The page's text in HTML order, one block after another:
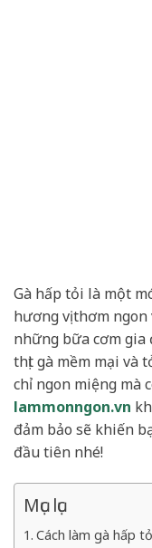
Gà hấp tỏi là một
hương vị thơm
những bữa cơm
thịt gà mềm mại và
chỉ ngon miệng mà
lammonngon.vn
đảm bảo sẽ khiến
đầu tiên nhé!
Mục lục
Cách làm gà hấp